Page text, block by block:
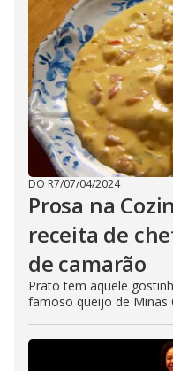
DO R7/07/04/2024
Prosa na
receita de
de camarão
Prato tem aquele
famoso queijo de Minas